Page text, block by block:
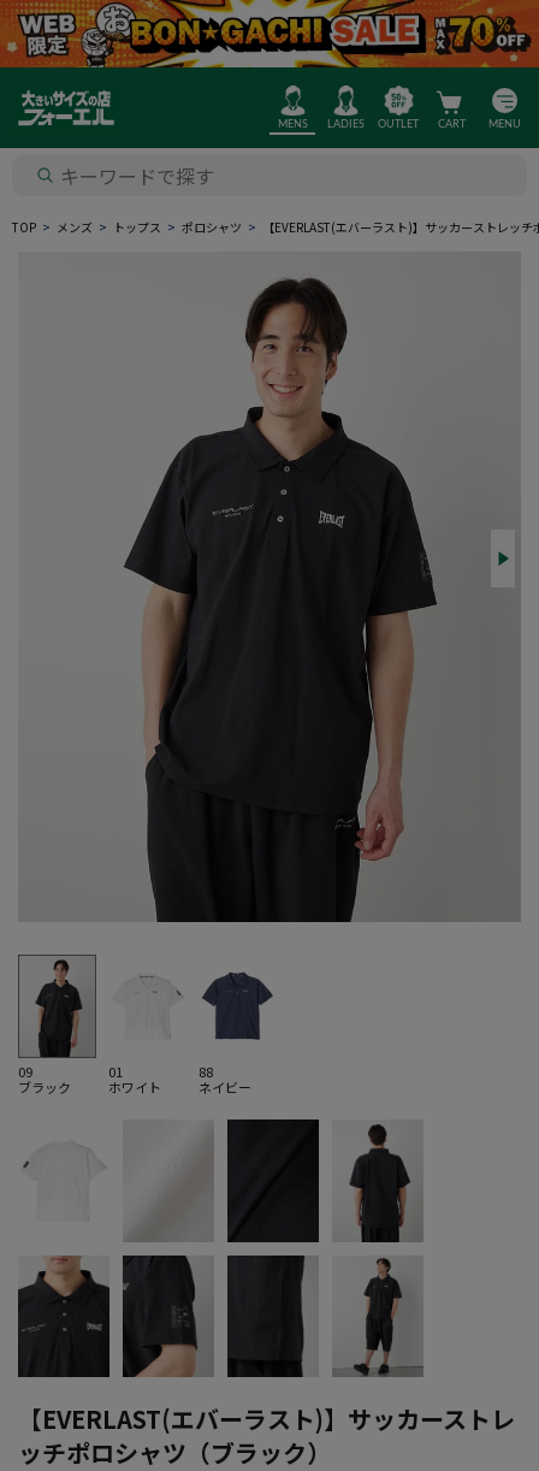
MENS LADIES OUTLET CART MENU
TOP メンズ トップス ポロシャツ 【EVERLAST(エバーラスト)】サッカーストレッ
09
ブラック
01
ホワイト
88
ネイビー
【EVERLAST(エバーラスト)】サッカーストレ
ッチポロシャツ（ブラック）